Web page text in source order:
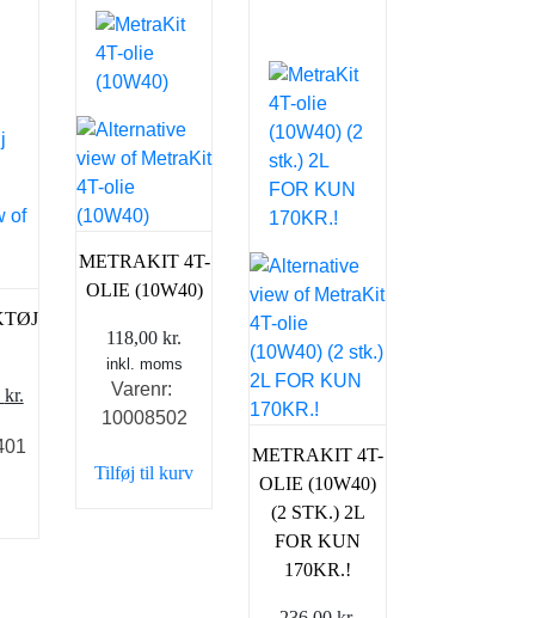
kr.
pris
METRAKIT 4T-
OLIE (10W40)
118,00 kr.
inkl. moms
Varenr:
10008502
Tilføj til kurv
METRAKIT 4T-
OLIE (10W40)
(2 STK.) 2L
FOR KUN
170KR.!